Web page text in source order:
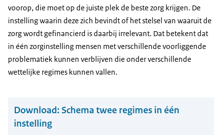
voorop, die moet op de juiste plek de beste zorg krijgen. De
instelling waarin deze zich bevindt of het stelsel van waaruit de
zorg wordt gefinancierd is daarbij irrelevant. Dat betekent dat
in één zorginstelling mensen met verschillende voorliggende
problematiek kunnen verblijven die onder verschillende
wettelijke regimes kunnen vallen.
Download: Schema twee regimes in één
instelling